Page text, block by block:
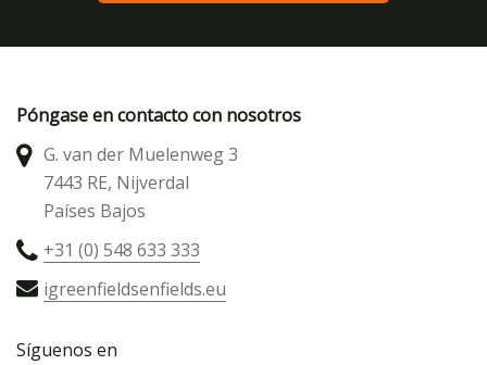
Póngase en contacto con nosotros
G. van der Muelenweg 3
7443 RE, Nijverdal
Países Bajos
+31 (0) 548 633 333
igreenfieldsenfields.eu
Síguenos en